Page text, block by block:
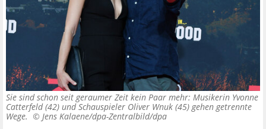
Sie sind schon seit geraumer Zeit kein Paar mehr: Musikerin Yvonne
Catterfeld (42) und Schauspieler Oliver Wnuk (45) gehen getrennte
Wege. © Jens Kalaene/dpa-Zentralbild/dpa